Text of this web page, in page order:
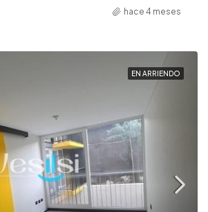
hace 4 meses
EN ARRIENDO